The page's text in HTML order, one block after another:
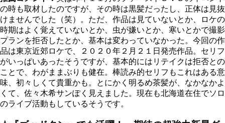
の時も取材したのですが、その時は黒髪だったし、正体は見抜
けませんでした（笑）。ただ、作品は見ていないとか、ロケの
時期はよく覚えていないとか、虫が嫌いとか、寒いとかで撮影
プランを拒否したとか、基本は変わっていなかった。今回の作
品は東京近郊ロケで、２０２０年２月２１日発売作品。セリフ
がいっぱいあったそうですが、基本的にはリテイクは拒否との
ことで、わがままぶりも健在。棒読み的セリフもこれはある意
味、初々しくて貴重かも。とにかく明るめ茶髪が、なかなかよ
くて、佐々木希サンぽく見えました。現在も北海道在住でソロ
のライブ活動もしているそうです。